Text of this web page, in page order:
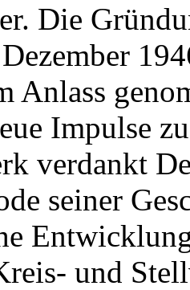
Die
Anlass
Impulse
verdankt
seiner
und